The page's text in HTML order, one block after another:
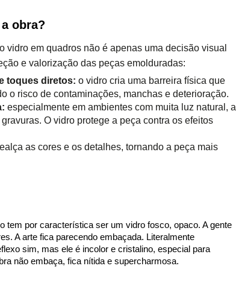
obra?
vidro em quadros não é apenas uma decisão visual
e valorização das peças emolduradas:
toques diretos: o vidro cria uma barreira física que
o risco de contaminações, manchas e deterioração.
especialmente em ambientes com muita luz natural, a
O vidro protege a peça contra os efeitos
as cores e os detalhes, tornando a peça mais
tem por característica ser um vidro fosco, opaco. A gente
A arte fica parecendo embaçada. Literalmente
sim, mas ele é incolor e cristalino, especial para
não embaça, fica nítida e supercharmosa.